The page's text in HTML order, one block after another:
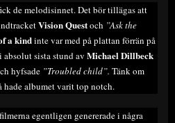
de melodisinnet. Det bör tillägas att
Vision Questoch ”Ask the
a kindinte var med på plattan förrän på
sista stund av Michael Dillbeck
hyfsade ”Troubled child”. Tänk om
hade albumet varit top notch.
egentligen genererade i några